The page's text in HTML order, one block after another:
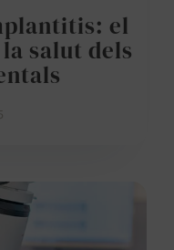
el
salut dels